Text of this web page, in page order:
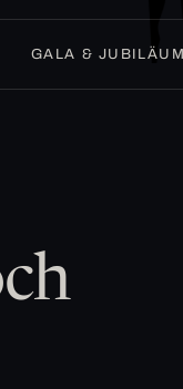
GALA & JUBILÄUM